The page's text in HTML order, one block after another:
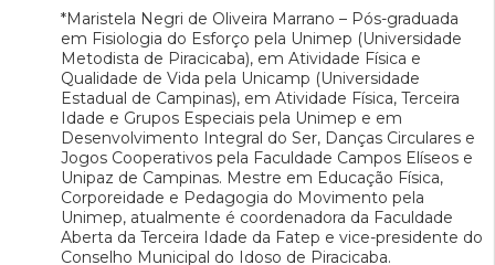
*Maristela Negri de Oliveira Marrano – Pós-graduada
em Fisiologia do Esforço pela Unimep (Universidade
Metodista de Piracicaba), em Atividade Física e
Qualidade de Vida pela Unicamp (Universidade
Estadual de Campinas), em Atividade Física, Terceira
Idade e Grupos Especiais pela Unimep e em
Desenvolvimento Integral do Ser, Danças Circulares e
Jogos Cooperativos pela Faculdade Campos Elíseos e
Unipaz de Campinas. Mestre em Educação Física,
Corporeidade e Pedagogia do Movimento pela
Unimep, atualmente é coordenadora da Faculdade
Aberta da Terceira Idade da Fatep e vice-presidente do
Conselho Municipal do Idoso de Piracicaba.